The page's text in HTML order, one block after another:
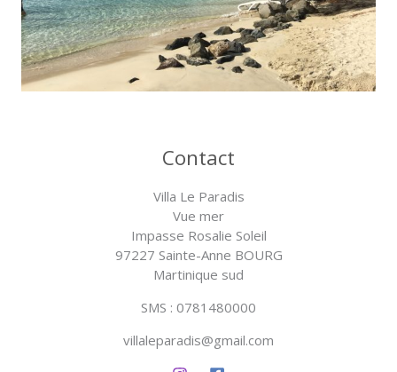
Contact
Villa Le Paradis
Vue mer
Impasse Rosalie Soleil
97227 Sainte-Anne BOURG
Martinique sud
SMS : 0781480000
villaleparadis@gmail.com